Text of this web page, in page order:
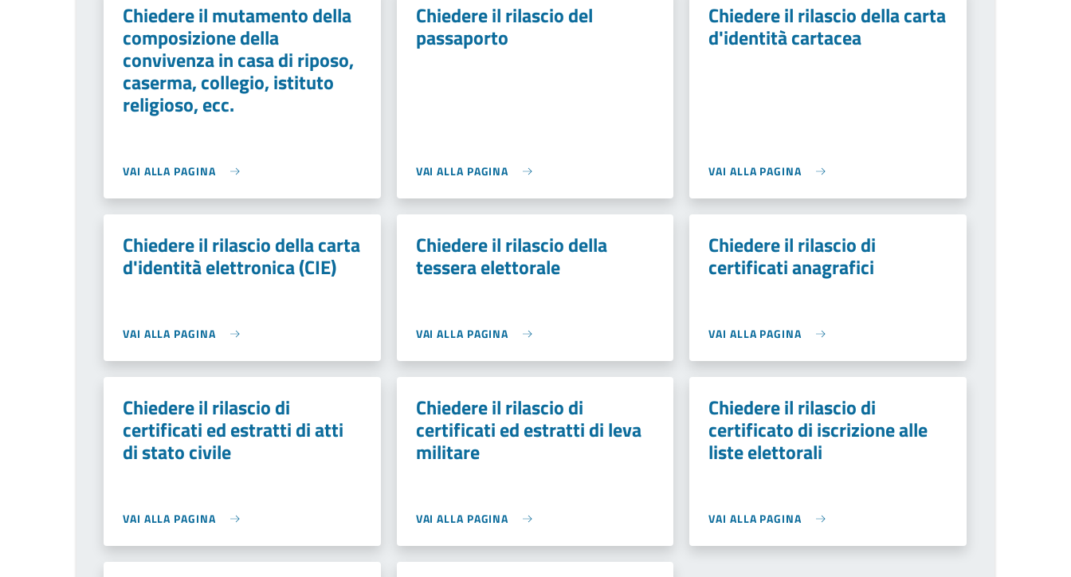
Chiedere il mutamento della
composizione della
convivenza in casa di riposo,
caserma, collegio, istituto
religioso, ecc.
VAI ALLA PAGINA
Chiedere il rilascio del
passaporto
VAI ALLA PAGINA
Chiedere il rilascio della carta
d'identità cartacea
VAI ALLA PAGINA
Chiedere il rilascio della carta
d'identità elettronica (CIE)
VAI ALLA PAGINA
Chiedere il rilascio della
tessera elettorale
VAI ALLA PAGINA
Chiedere il rilascio di
certificati anagrafici
VAI ALLA PAGINA
Chiedere il rilascio di
certificati ed estratti di atti
di stato civile
VAI ALLA PAGINA
Chiedere il rilascio di
certificati ed estratti di leva
militare
VAI ALLA PAGINA
Chiedere il rilascio di
certificato di iscrizione alle
liste elettorali
VAI ALLA PAGINA